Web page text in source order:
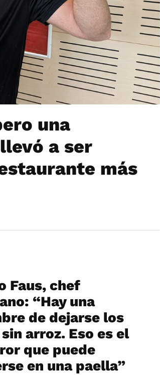
una
a ser
más
Faus, chef
“Hay una
de dejarse los
arroz. Eso es el
que puede
en una paella”